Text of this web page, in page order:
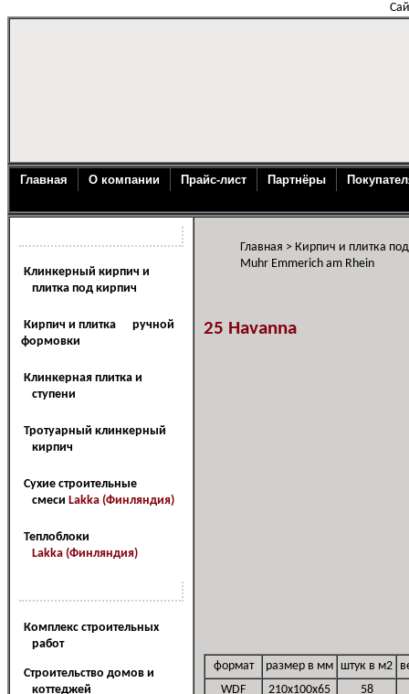
Главная О компании Прайс-лист Партнёры
Клинкерный кирпич и
плитка под кирпич
Кирпич и плитка ручной
формовки
Клинкерная плитка и
ступени
Тротуарный клинкерный
кирпич
Сухие строительные
смеси Lakka (Финляндия)
Теплоблоки
Lakka (Финляндия)
Комплекс строительных
работ
Cтроительство домов и
коттеджей
Главная > Кирпич и плитка
Muhr Emmerich am Rhein
25 Havanna
формат размер в мм штук в м2
WDF
210x100x65
58